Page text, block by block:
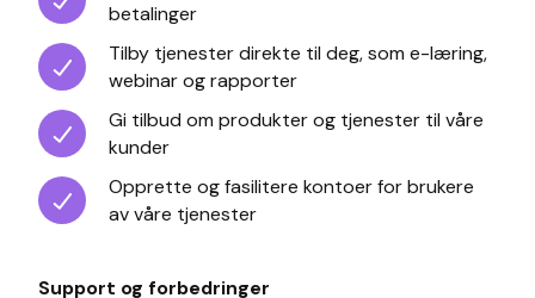
betalinger
Tilby tjenester direkte til deg, som e-læring,
webinar og rapporter
Gi tilbud om produkter og tjenester til våre
kunder
Opprette og fasilitere kontoer for brukere
av våre tjenester
Support og forbedringer